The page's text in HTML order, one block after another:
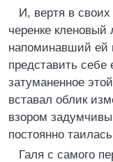
И, вертя в
черенке
напоминавший ей
представить себе
затуманенное
вставал облик
взором
постоянно
Галя с самого